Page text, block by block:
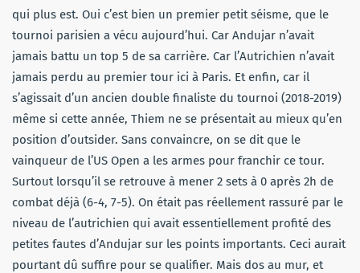
qui plus est. Oui c’est bien un premier petit séisme, que le
tournoi parisien a vécu aujourd’hui. Car Andujar n’avait
jamais battu un top 5 de sa carrière. Car l’Autrichien n’avait
jamais perdu au premier tour ici à Paris. Et enfin, car il
s’agissait d’un ancien double finaliste du tournoi (2018-2019)
même si cette année, Thiem ne se présentait au mieux qu’en
position d’outsider. Sans convaincre, on se dit que le
vainqueur de l’US Open a les armes pour franchir ce tour.
Surtout lorsqu’il se retrouve à mener 2 sets à 0 après 2h de
combat déjà (6-4, 7-5). On était pas réellement rassuré par le
niveau de l’autrichien qui avait essentiellement profité des
petites fautes d’Andujar sur les points importants. Ceci aurait
pourtant dû suffire pour se qualifier. Mais dos au mur, et